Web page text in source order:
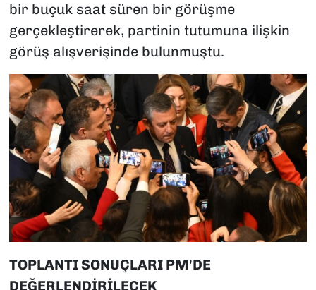
bir buçuk saat süren bir görüşme
gerçekleştirerek, partinin tutumuna ilişkin
görüş alışverişinde bulunmuştu.
TOPLANTI SONUÇLARI PM'DE
DEĞERLENDİRİLECEK